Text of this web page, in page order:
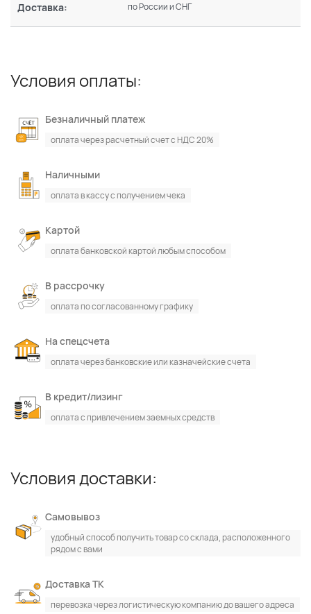
Доставка: по России и СНГ
Условия оплаты:
Безналичный платеж
оплата через расчетный счет с НДС 20%
Наличными
оплата в кассу с получением чека
Картой
оплата банковской картой любым способом
В рассрочку
оплата по согласованному графику
На спецсчета
оплата через банковские или казначейские счета
В кредит/лизинг
оплата с привлечением заемных средств
Условия доставки:
Самовывоз
удобный способ получить товар со склада, расположенного
рядом с вами
Доставка ТК
перевозка через логистическую компанию до вашего адреса